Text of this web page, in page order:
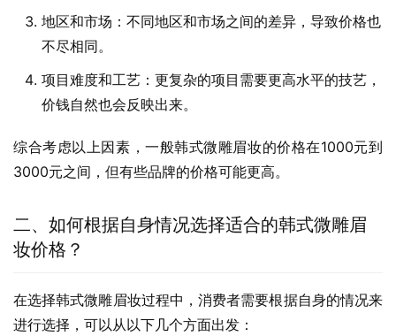
地区和市场：不同地区和市场之间的差异，导致价格也
不尽相同。
项目难度和工艺：更复杂的项目需要更高水平的技艺，
价钱自然也会反映出来。
综合考虑以上因素，一般韩式微雕眉妆的价格在1000元到
3000元之间，但有些品牌的价格可能更高。
二、如何根据自身情况选择适合的韩式微雕眉
妆价格？
在选择韩式微雕眉妆过程中，消费者需要根据自身的情况来
进行选择，可以从以下几个方面出发：